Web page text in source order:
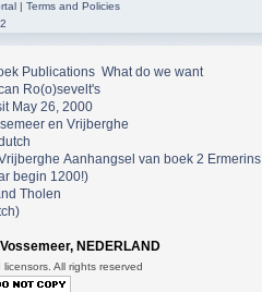
| Terms and Policies
Publications What do we want
Ro(o)sevelt's
May 26, 2000
en Vrijberghe
Aanhangsel van boek 2 Ermerins
begin 1200!)
Tholen
NEDERLAND
All rights reserved